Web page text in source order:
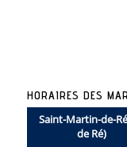
HORAIRES DES